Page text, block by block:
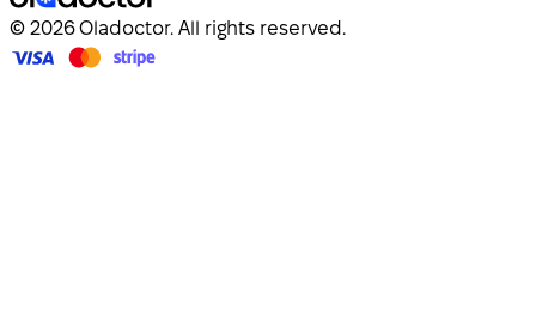
© 2026 Oladoctor. All rights reserved.